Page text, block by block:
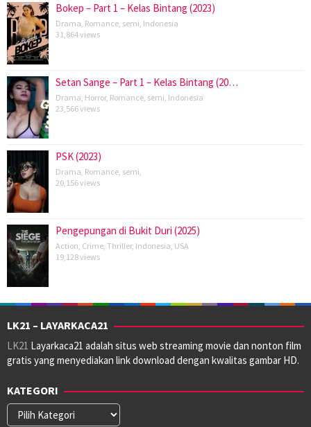
Bokep – Part 1 – Kelas Bintang (2023)
Drama Romance semi Indonesia
31,864 views
Setan Sange – Part 1 – Kelas Bintang (20…
Drama Horror, Romance semi Indonesia
23,566 views
PSK (2023)
Drama Romance semi
20,156 views
Pengepungan di Bukit Duri (2025)
Action Crime Thriller, Indonesia USA
19,128 views
LK21 – LAYARKACA21
LK21 Layarkaca21 adalah situs web streaming movie dan nonton film
gratis yang menyediakan link download dengan kwalitas gambar HD.
KATEGORI
Kategori